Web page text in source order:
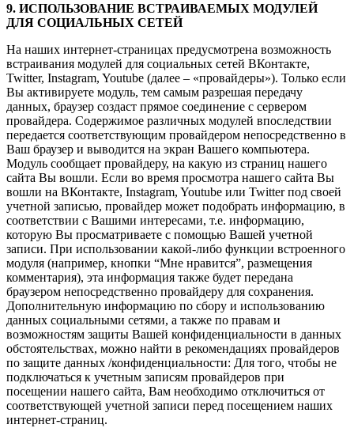
9. ИСПОЛЬЗОВАНИЕ ВСТРАИВАЕМЫХ МОДУЛЕЙ
ДЛЯ СОЦИАЛЬНЫХ СЕТЕЙ
На наших интернет-страницах предусмотрена возможность
встраивания модулей для социальных сетей ВКонтакте,
Twitter, Instagram, Youtube (далее – «провайдеры»). Только если
Вы активируете модуль, тем самым разрешая передачу
данных, браузер создаст прямое соединение с сервером
провайдера. Содержимое различных модулей впоследствии
передается соответствующим провайдером непосредственно в
Ваш браузер и выводится на экран Вашего компьютера.
Модуль сообщает провайдеру, на какую из страниц нашего
сайта Вы вошли. Если во время просмотра нашего сайта Вы
вошли на ВКонтакте, Instagram, Youtube или Twitter под своей
учетной записью, провайдер может подобрать информацию, в
соответствии с Вашими интересами, т.е. информацию,
которую Вы просматриваете с помощью Вашей учетной
записи. При использовании какой-либо функции встроенного
модуля (например, кнопки “Мне нравится”, размещения
комментария), эта информация также будет передана
браузером непосредственно провайдеру для сохранения.
Дополнительную информацию по сбору и использованию
данных социальными сетями, а также по правам и
возможностям защиты Вашей конфиденциальности в данных
обстоятельствах, можно найти в рекомендациях провайдеров
по защите данных /конфиденциальности: Для того, чтобы не
подключаться к учетным записям провайдеров при
посещении нашего сайта, Вам необходимо отключиться от
соответствующей учетной записи перед посещением наших
интернет-страниц.